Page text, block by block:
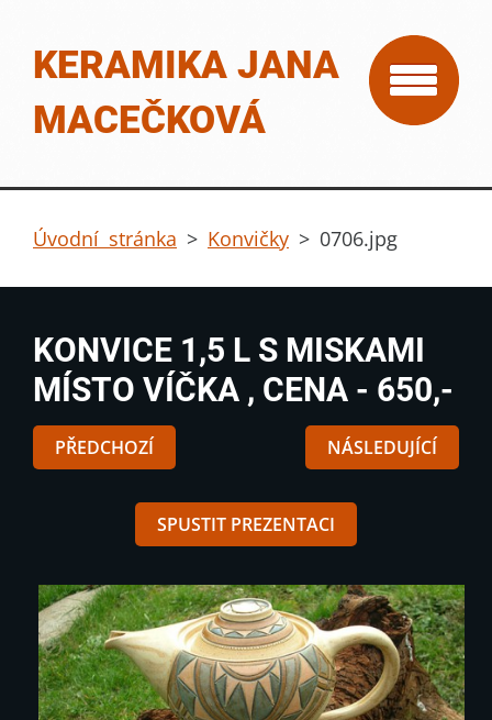
KERAMIKA JANA
MACEČKOVÁ
Úvodní stránka > Konvičky > 0706.jpg
KONVICE 1,5 L S MISKAMI
MÍSTO VÍČKA , CENA - 650,-
PŘEDCHOZÍ NÁSLEDUJÍCÍ
SPUSTIT PREZENTACI